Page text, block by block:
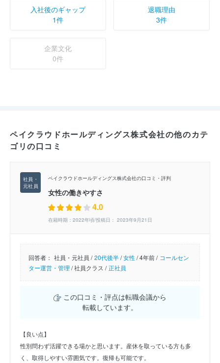
入社後のギャップ
1件
退職理由
3件
企業文化
0件
ペイクラウドホールディングス株式会社の他のカテ
ゴリの口コミ
ペイクラウドホールディングス株式会社の口コミ・評判
女性の働きやすさ
4.0
在籍時期：2022年頃/投稿日： 2023年9月21日
回答者： 社員・元社員 / 20代後半/女性/4年前 / コールセン
ター運営・管理 /社員クラス / 正社員
この口コミ・評点は転職会議から
転載しています。
【良い点】
性別問わず活躍できる場かと思います。産休を取っている方も多
く、取得しやすい雰囲気です。復帰も可能です。